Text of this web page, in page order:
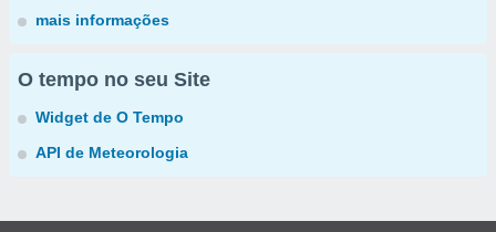
mais informações
O tempo no seu Site
Widget de O Tempo
API de Meteorologia